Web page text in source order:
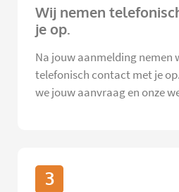
Wij nemen
je op.
Na jouw aanmelding nemen
telefonisch contact met je
we jouw aanvraag en onze
3